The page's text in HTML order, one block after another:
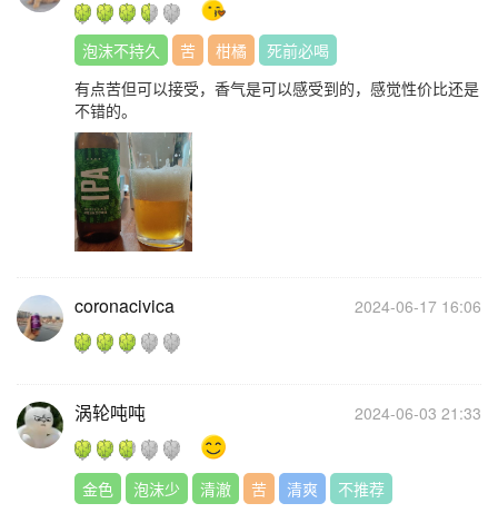
泡沫不持久 苦 柑橘
死前必喝
有点苦但可以接受，香气是可以感受到的，感觉性价比还是
不错的。
coronacivica 2024-06-17 16:06
涡轮吨吨 2024-06-03 21:33
金色 泡沫少 清澈 苦 清爽
不推荐